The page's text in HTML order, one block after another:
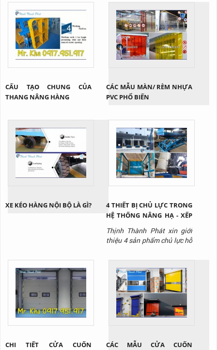
CẤU TẠO CHUNG CỦA
THANG NÂNG HÀNG
CÁC MẪU MÀN/ RÈM NHỰA
PVC PHỔ BIẾN
XE KÉO HÀNG NỘI BỘ LÀ GÌ?
4 THIẾT BỊ CHỦ LỰC TRONG
HỆ THỐNG NÂNG HẠ - XẾP
Thịnh Thành Phát xin giới
thiệu 4 sản phẩm chủ lực hỗ
hàng trong hệ thống kho
vận
CHI TIẾT CỬA CUỐN
CÁC MẪU CỬA CUỐN